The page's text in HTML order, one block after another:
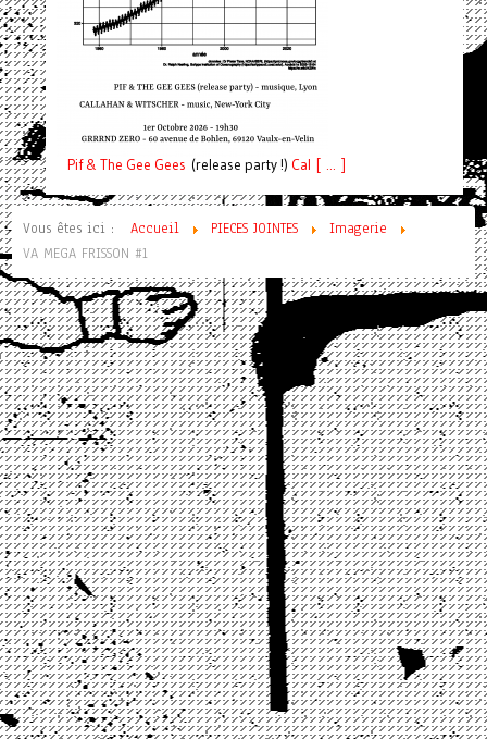
Pif& The Gee Gees (release party !) Cal [ ... ]
Vous êtes ici : Accueil PIECES JOINTES
Imagerie
VA MEGA FRISSON #1